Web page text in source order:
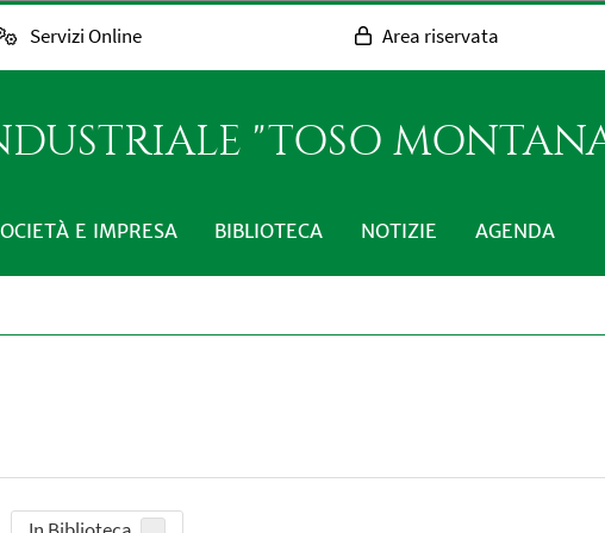
Servizi Online Area riservata
"TOSO
E IMPRESA BIBLIOTECA NOTIZIE AGENDA